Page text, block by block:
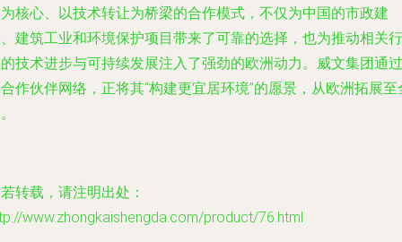
核心、以技术转让为桥梁的合作模式，不仅为中国的市政建
建筑工业和环境保护项目带来了可靠的选择，也为推动相关行
技术进步与可持续发展注入了强劲的欧洲动力。威文集团通过
作伙伴网络，正将其“构建更宜居环境”的愿景，从欧洲拓展至
转载，请注明出处：
www.zhongkaishengda.com/product/76.html